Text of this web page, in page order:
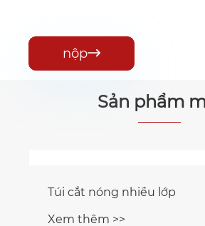
nộp
Sản phẩm